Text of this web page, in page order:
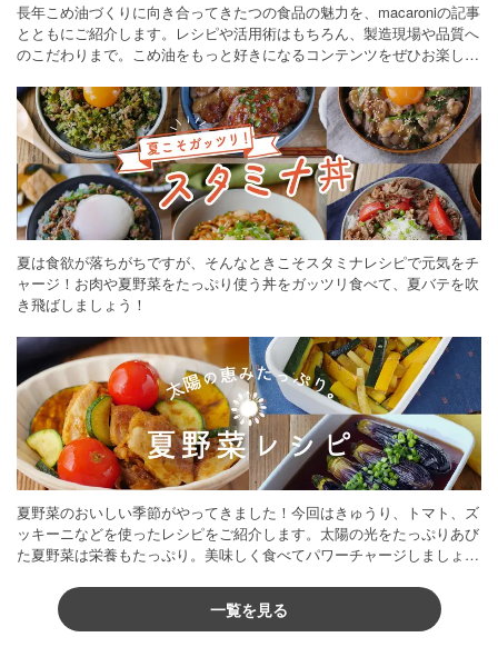
長年こめ油づくりに向き合ってきたつの食品の魅力を、macaroniの記事
とともにご紹介します。レシピや活用術はもちろん、製造現場や品質へ
のこだわりまで。こめ油をもっと好きになるコンテンツをぜひお楽しみ
夏は食欲が落ちがちですが、そんなときこそスタミナレシピで元気をチ
ャージ！お肉や夏野菜をたっぷり使う丼をガッツリ食べて、夏バテを吹
き飛ばしましょう！
夏野菜のおいしい季節がやってきました！今回はきゅうり、トマト、ズ
ッキーニなどを使ったレシピをご紹介します。太陽の光をたっぷりあび
た夏野菜は栄養もたっぷり。美味しく食べてパワーチャージしましょう
一覧を見る